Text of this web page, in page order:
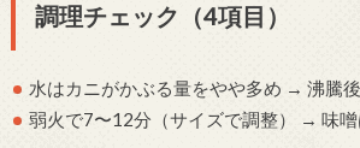
調理チェック（4項目）
水はカニがかぶる量をやや多め → 沸騰
弱火で7〜12分（サイズで調整） → 味噌